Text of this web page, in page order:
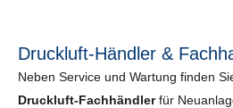
Druckluft-Händler &
Neben Service und Wartung finden
Druckluft-Fachhändlerfür